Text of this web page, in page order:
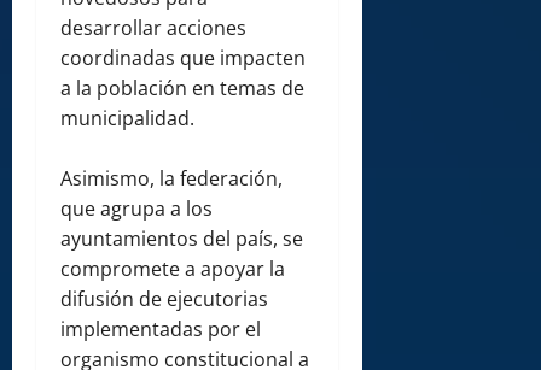
desarrollar acciones
coordinadas que impacten
a la población en temas de
municipalidad.
Asimismo, la federación,
que agrupa a los
ayuntamientos del país, se
compromete a apoyar la
difusión de ejecutorias
implementadas por el
organismo constitucional a